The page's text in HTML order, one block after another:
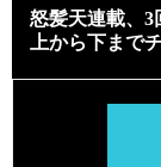
怒髪天連載、3
上から下まで